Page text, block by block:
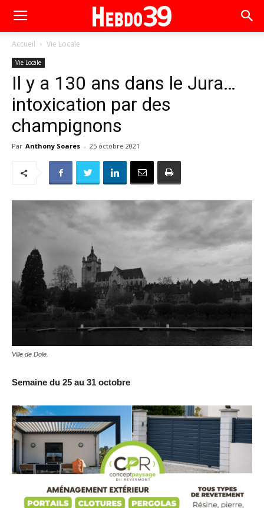
Accueil Vie Locale
Vie Locale
Il y a 130 ans dans le Jura…
intoxication par des
champignons
Par Anthony Soares - 25 octobre 2021
Ville de Dole.
Semaine du 25 au 31 octobre